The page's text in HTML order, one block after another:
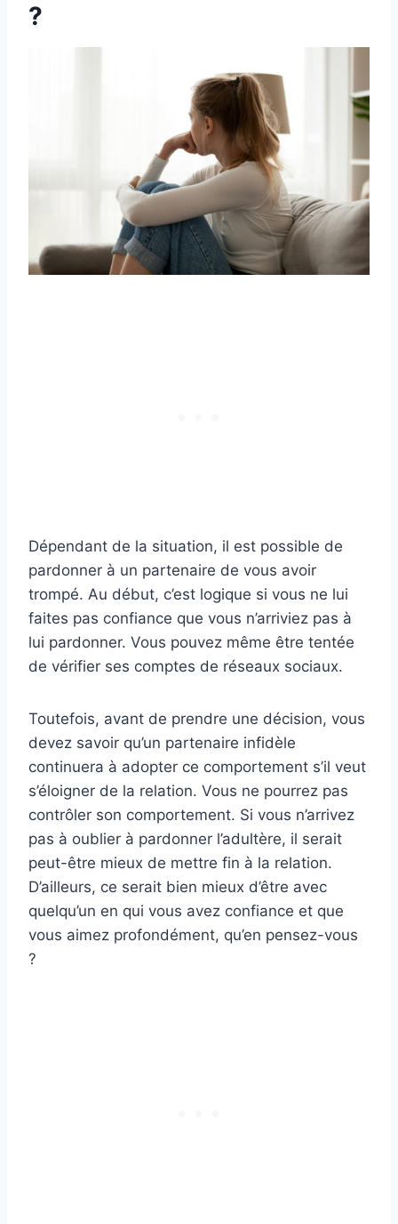
?
Dépendant de la situation, il est possible de
pardonner à un partenaire de vous avoir
trompé. Au début, c’est logique si vous ne lui
faites pas confiance que vous n’arriviez pas à
lui pardonner. Vous pouvez même être tentée
de vérifier ses comptes de réseaux sociaux.
Toutefois, avant de prendre une décision, vous
devez savoir qu’un partenaire infidèle
continuera à adopter ce comportement s’il veut
s’éloigner de la relation. Vous ne pourrez pas
contrôler son comportement. Si vous n’arrivez
pas à oublier à pardonner l’adultère, il serait
peut-être mieux de mettre fin à la relation.
D’ailleurs, ce serait bien mieux d’être avec
quelqu’un en qui vous avez confiance et que
vous aimez profondément, qu’en pensez-vous
?